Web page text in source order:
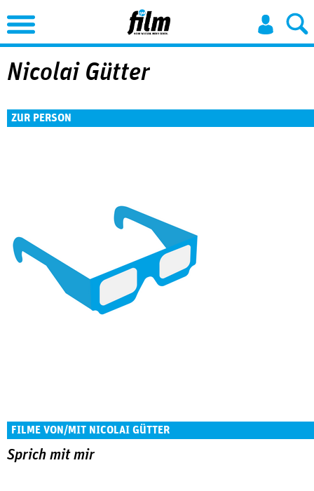
Jump to Navigation
Nicolai Gütter
ZUR PERSON
FILME VON/MIT NICOLAI GÜTTER
Sprich mit mir